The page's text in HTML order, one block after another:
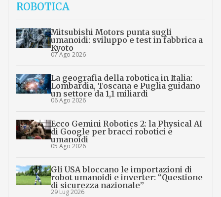
ROBOTICA
Mitsubishi Motors punta sugli
umanoidi: sviluppo e test in fabbrica a
Kyoto
07 Ago 2026
La geografia della robotica in Italia:
Lombardia, Toscana e Puglia guidano
un settore da 1,1 miliardi
06 Ago 2026
Ecco Gemini Robotics 2: la Physical AI
di Google per bracci robotici e
umanoidi
05 Ago 2026
Gli USA bloccano le importazioni di
robot umanoidi e inverter: “Questione
di sicurezza nazionale”
29 Lug 2026